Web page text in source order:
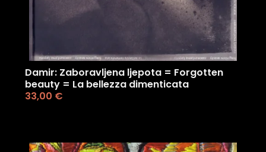
Damir: Zaboravljena ljepota = Forgotten
beauty = La bellezza dimenticata
33,00 €